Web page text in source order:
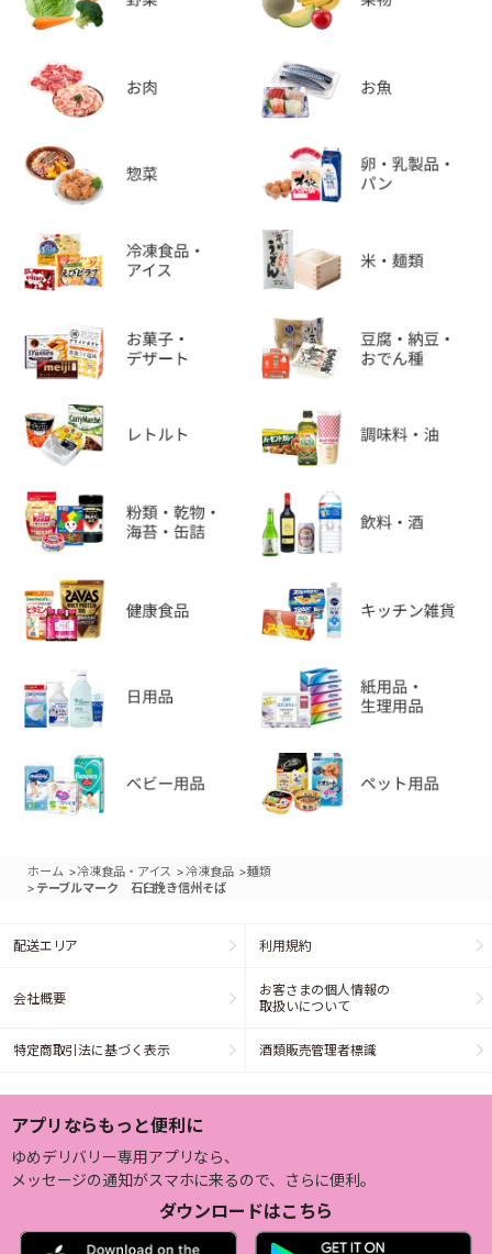
ホーム >冷凍食品・アイス > 冷凍食品 >麺類
> テーブルマーク 石臼挽き信州そば
配送エリア 利用規約
会社概要
お客さまの個人情報の
取扱いについて
特定商取引法に基づく表示 酒類販売管理者標識
アプリならもっと便利に
ゆめデリバリー専用アプリなら、
メッセージの通知がスマホに来るので、さらに便利。
ダウンロードはこちら